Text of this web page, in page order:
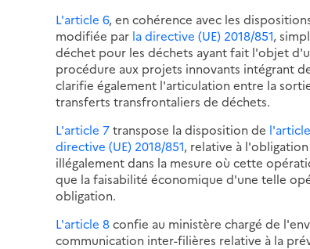
L'article 6, en cohérence avec les
modifiée par la directive (UE) 2018/851,
déchet pour les déchets ayant fait l'objet
procédure aux projets innovants intégrant
clarifie également l'articulation entre la
transferts transfrontaliers de déchets.
L'article 7transpose la disposition de
directive (UE) 2018/851, relative à
illégalement dans la mesure où cette
que la faisabilité économique d'une telle
obligation.
L'article 8confie au ministère chargé de
communication inter-filières relative à la